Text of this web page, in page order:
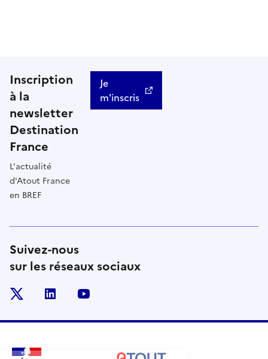
Inscription
à la
newsletter
Destination
France
L'actualité
d'Atout France
en BREF
Je
m'inscris
Suivez-nous
sur les réseaux sociaux
linkedin